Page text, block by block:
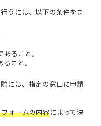
うには、以下の条件をま
あること。
ること。
には、指定の窓口に申請
ォームの内容によって決